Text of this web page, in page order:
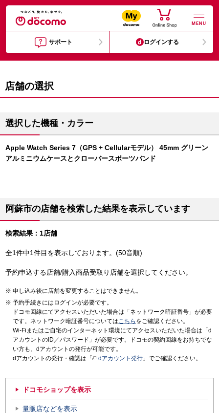
MENU
サポート ログインする
店舗の選択
選択した機種・カラー
Apple Watch Series 7（GPS + Cellularモデル） 45mm グリーン
アルミニウムケースとクローバースポーツバンド
阿蘇市の店舗を検索した結果を表示しています
検索結果：1店舗
全1件中1件目を表示しております。(50音順)
予約申込する店舗/購入商品受取り店舗を選択してください。
申し込み後に店舗を変更することはできません。
予約手続きにはログインが必要です。
ドコモ回線にてアクセスいただいた場合は「ネットワーク暗証番号」が必要
です。ネットワーク暗証番号についてはこちら をご確認ください。
Wi-Fiまたはご自宅のインターネット環境にてアクセスいただいた場合は「d
アカウントのID／パスワード」が必要です。ドコモの契約回線をお持ちでな
い方も、dアカウントの発行が可能です。
dアカウントの発行・確認は「
dアカウント発行 」でご確認ください。
ドコモショップを表示
量販店などを表示